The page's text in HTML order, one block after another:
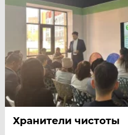
Хранители чистоты